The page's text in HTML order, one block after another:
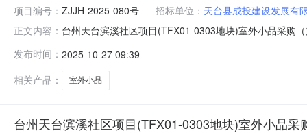
项目编号： ZJJH-2025-080号 招标单位： 天台县成投建设发展有
正文内容： 台州天台滨溪社区项目(TFX01-0303地块)室外小品采购
台滨溪社区项目(TFX01-0303地块)室外小品采购招标文
发布时间： 2025-10-27 09:39
相关产品：
室外小品
台州天台滨溪社区项目(TFX01-0303地块)室外小品采